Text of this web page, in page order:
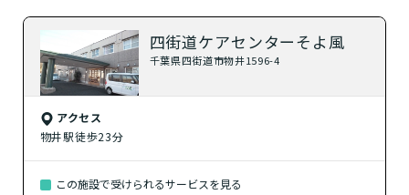
四街道ケアセンターそよ風
千葉県四街道市物井1596-4
アクセス
物井駅徒歩23分
この施設で受けられるサービスを見る